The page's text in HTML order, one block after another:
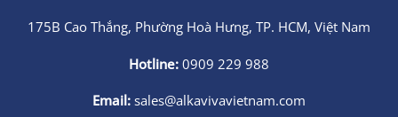
175B Cao Thắng, Phường Hoà Hưng, TP. HCM, Việt Nam
Hotline: 0909 229 988
Email: sales@alkavivavietnam.com